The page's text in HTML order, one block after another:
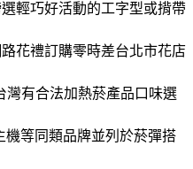
輕巧好活動的工字型或揹帶
花禮訂購零時差台北市花店
灣有合法加熱菸產品口味選
機等同類品牌並列於菸彈搭